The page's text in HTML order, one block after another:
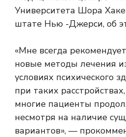
Университета Шора
штате Нью -Джерси, об
«Мне всегда
новые методы лечения
условиях психического
при таких
многие пациенты
несмотря на наличие
вариантов», —